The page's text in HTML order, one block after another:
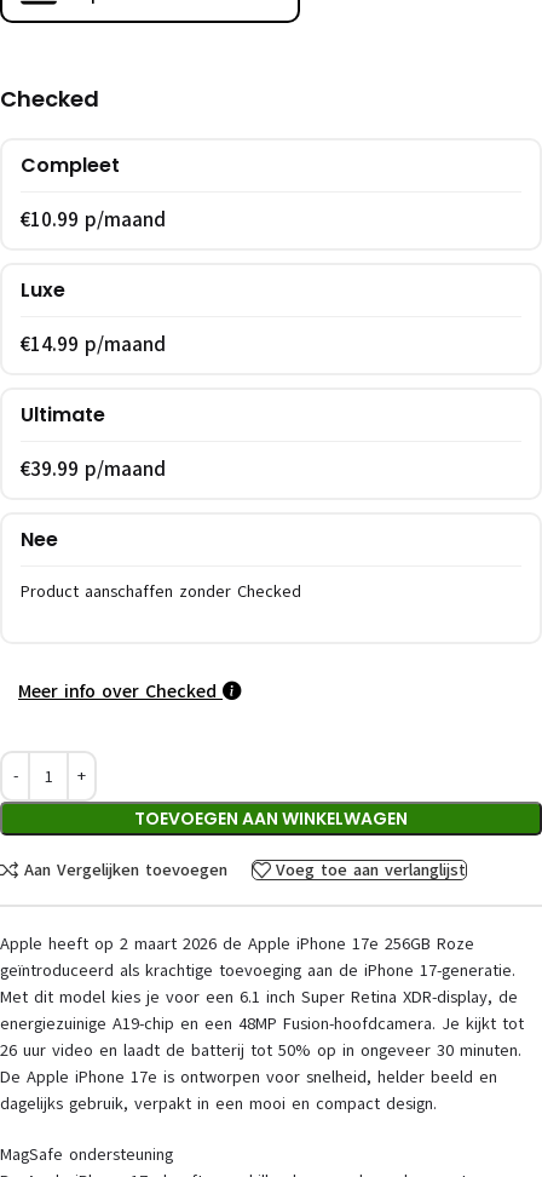
Checked
Compleet
€10.99 p/maand
Luxe
€14.99 p/maand
Ultimate
€39.99 p/maand
Nee
Product aanschaffen zonder Checked
Meer info over Checked
TOEVOEGEN AAN WINKELWAGEN
Aan Vergelijken toevoegen Voeg toe aan verlanglijst
Apple heeft op 2 maart 2026 de Apple iPhone 17e 256GB Roze
geïntroduceerd als krachtige toevoeging aan de iPhone 17-generatie.
Met dit model kies je voor een 6.1 inch Super Retina XDR-display, de
energiezuinige A19-chip en een 48MP Fusion-hoofdcamera. Je kijkt tot
26 uur video en laadt de batterij tot 50% op in ongeveer 30 minuten.
De Apple iPhone 17e is ontworpen voor snelheid, helder beeld en
dagelijks gebruik, verpakt in een mooi en compact design.
MagSafe ondersteuning